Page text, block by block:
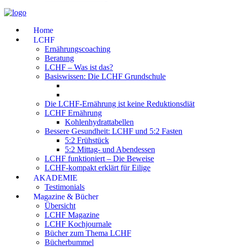
Home
LCHF
Ernährungscoaching
Beratung
LCHF – Was ist das?
Basiswissen: Die LCHF Grundschule
Die LCHF-Ernährung ist keine Reduktionsdiät
LCHF Ernährung
Kohlenhydrattabellen
Bessere Gesundheit: LCHF und 5:2 Fasten
5:2 Frühstück
5:2 Mittag- und Abendessen
LCHF funktioniert – Die Beweise
LCHF-kompakt erklärt für Eilige
AKADEMIE
Testimonials
Magazine & Bücher
Übersicht
LCHF Magazine
LCHF Kochjournale
Bücher zum Thema LCHF
Bücherbummel